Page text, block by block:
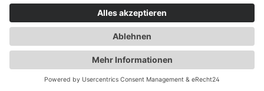
Stärke/Option Piktogramme P-Sätze H-Sätze
EUH 10 mg/ml GHS07 P101 Ist ärztlicher Rat
erforderlich, Verpackung oder
Kennzeichnungsetikett bereithalten.P102
Darf nicht in die Hände von Kindern
gelangen.P270 Bei Gebrauch nicht essen,
Alle Preise inkl. gesetzl. Mehrwertsteuer zzgl.
Versandkostenund ggf. Nachnahmegebühren, wenn nicht
Realisiert mit Shopware